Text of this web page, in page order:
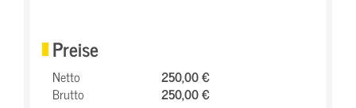
Preise
Netto
250,00 €
Brutto
250,00 €